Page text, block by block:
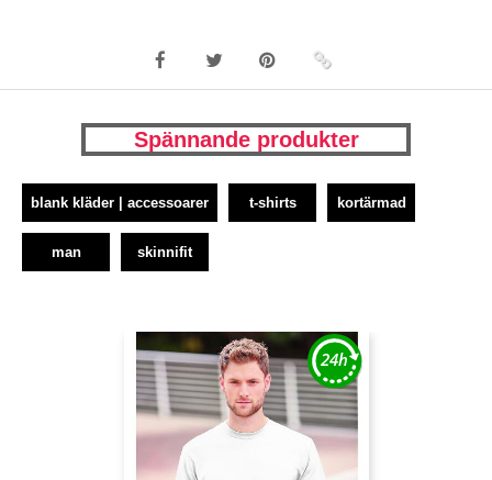
Spännande produkter
blank kläder | accessoarer t-shirts kortärmad
man skinnifit